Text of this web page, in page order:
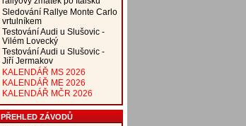
Sledování Rallye Monte Carlo
vrtulníkem
Testování Audi u Slušovic -
Vilém Lovecký
Testování Audi u Slušovic -
Jiří Jermakov
KALENDÁŘ MS 2026
KALENDÁŘ ME 2026
KALENDÁŘ MČR 2026
PŘEHLED ZÁVODŮ